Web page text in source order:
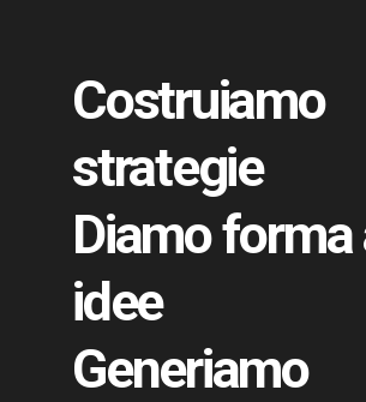
Costruiamo
strategie
Diamo forma
idee
Generiamo